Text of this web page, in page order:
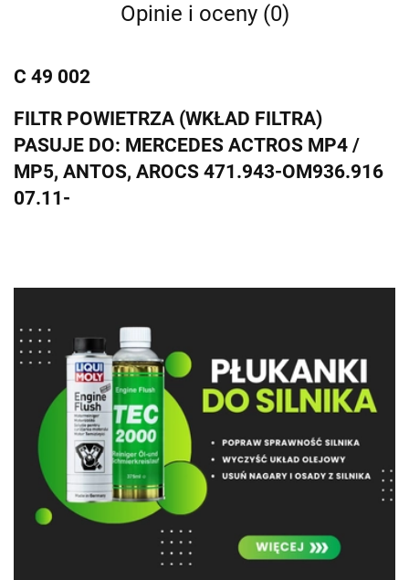
Opinie i oceny (0)
C 49 002
FILTR POWIETRZA (WKŁAD FILTRA)
PASUJE DO: MERCEDES ACTROS MP4 /
MP5, ANTOS, AROCS 471.943-OM936.916
07.11-